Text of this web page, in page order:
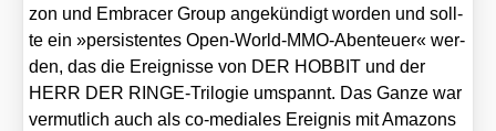
zon und Embra­cer Group ange­kün­digt wor­den und soll­
te ein »per­sis­ten­tes Open-World-MMO-Aben­teu­er« wer­
den, das die Ereig­nis­se von DER HOBBIT und der
HERR DER RIN­GE-Tri­lo­gie umspannt. Das Gan­ze war
ver­mut­lich auch als co-media­les Ereig­nis mit Ama­zons